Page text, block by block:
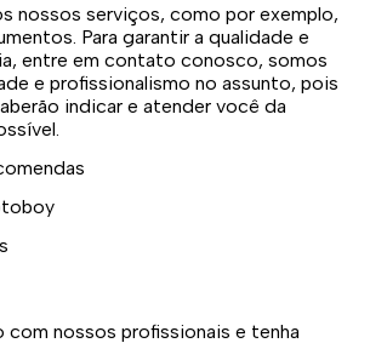
nossos serviços, como por exemplo,
Para garantir a qualidade e
entre em contato conosco, somos
e profissionalismo no assunto, pois
indicar e atender você da
nossos profissionais e tenha